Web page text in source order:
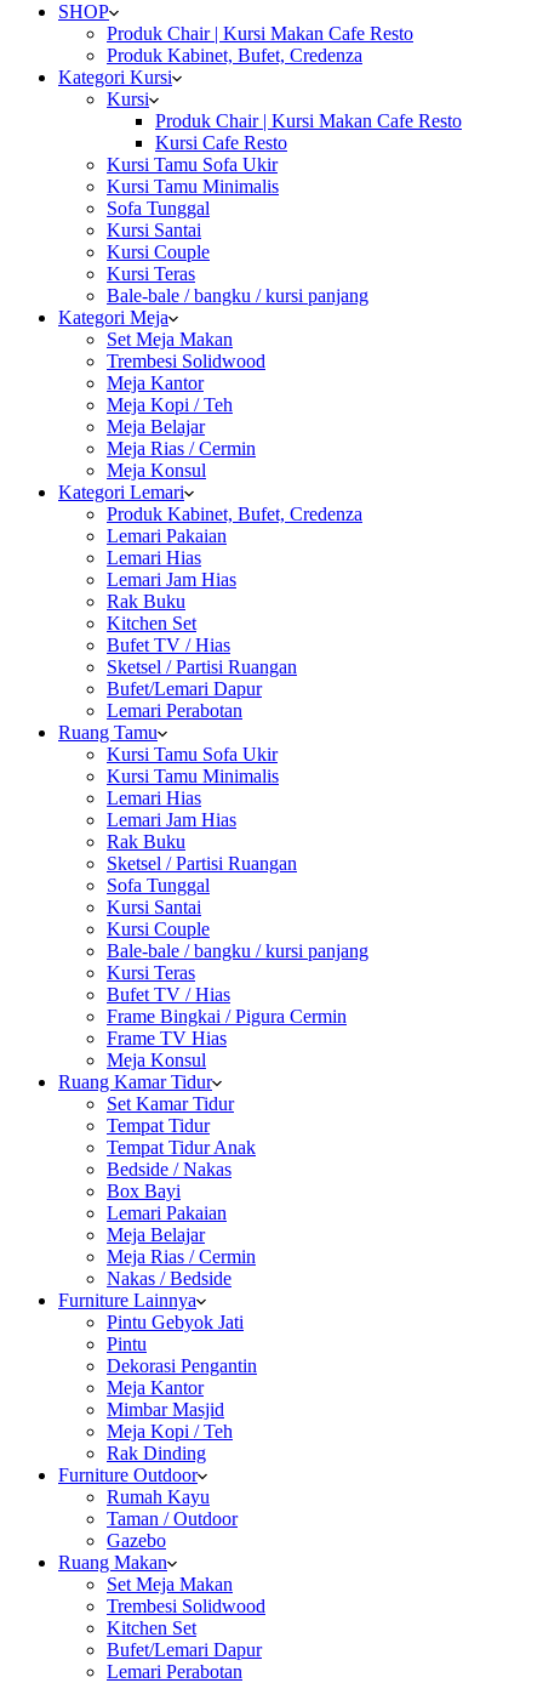
SHOP
Produk Chair | Kursi Makan Cafe Resto
Produk Kabinet, Bufet, Credenza
Kategori Kursi
Kursi
Produk Chair | Kursi Makan Cafe Resto
Kursi Cafe Resto
Kursi Tamu Sofa Ukir
Kursi Tamu Minimalis
Sofa Tunggal
Kursi Santai
Kursi Couple
Kursi Teras
Bale-bale / bangku / kursi panjang
Kategori Meja
Set Meja Makan
Trembesi Solidwood
Meja Kantor
Meja Kopi / Teh
Meja Belajar
Meja Rias / Cermin
Meja Konsul
Kategori Lemari
Produk Kabinet, Bufet, Credenza
Lemari Pakaian
Lemari Hias
Lemari Jam Hias
Rak Buku
Kitchen Set
Bufet TV / Hias
Sketsel / Partisi Ruangan
Bufet/Lemari Dapur
Lemari Perabotan
Ruang Tamu
Kursi Tamu Sofa Ukir
Kursi Tamu Minimalis
Lemari Hias
Lemari Jam Hias
Rak Buku
Sketsel / Partisi Ruangan
Sofa Tunggal
Kursi Santai
Kursi Couple
Bale-bale / bangku / kursi panjang
Kursi Teras
Bufet TV / Hias
Frame Bingkai / Pigura Cermin
Frame TV Hias
Meja Konsul
Ruang Kamar Tidur
Set Kamar Tidur
Tempat Tidur
Tempat Tidur Anak
Bedside / Nakas
Box Bayi
Lemari Pakaian
Meja Belajar
Meja Rias / Cermin
Nakas / Bedside
Furniture Lainnya
Pintu Gebyok Jati
Pintu
Dekorasi Pengantin
Meja Kantor
Mimbar Masjid
Meja Kopi / Teh
Rak Dinding
Furniture Outdoor
Rumah Kayu
Taman / Outdoor
Gazebo
Ruang Makan
Set Meja Makan
Trembesi Solidwood
Kitchen Set
Bufet/Lemari Dapur
Lemari Perabotan